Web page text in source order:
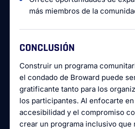
más miembros de la
CONCLUSIÓN
Construir un programa
el condado de Broward puede
gratificante tanto para los
los participantes. Al enfocarte
accesibilidad y el compromiso
crear un programa inclusivo que